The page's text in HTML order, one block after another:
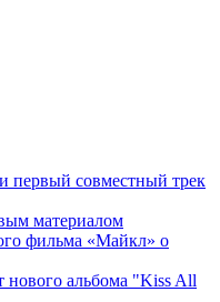
первый совместный трек
материалом
фильма «Майкл» о
нового альбома "Kiss All